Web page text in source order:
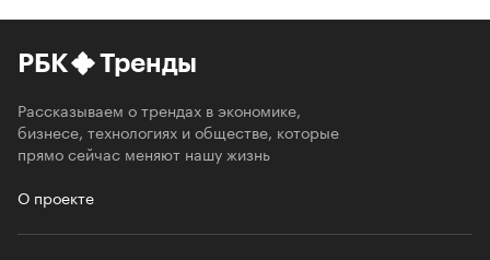
РБК Тренды
Рассказываем о трендах в экономике,
бизнесе, технологиях и обществе, которые
прямо сейчас меняют нашу жизнь
О проекте